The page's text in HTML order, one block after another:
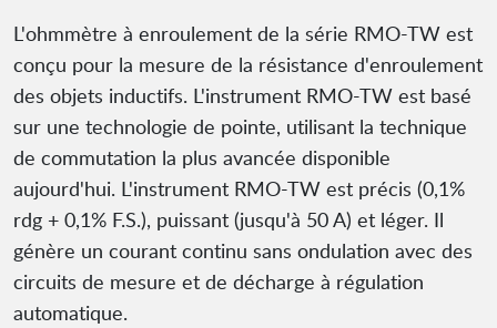
L'ohmmètre à enroulement de la série RMO-TW est
conçu pour la mesure de la résistance d'enroulement
des objets inductifs. L'instrument RMO-TW est basé
sur une technologie de pointe, utilisant la technique
de commutation la plus avancée disponible
aujourd'hui. L'instrument RMO-TW est précis (0,1%
rdg + 0,1% F.S.), puissant (jusqu'à 50 A) et léger. Il
génère un courant continu sans ondulation avec des
circuits de mesure et de décharge à régulation
automatique.